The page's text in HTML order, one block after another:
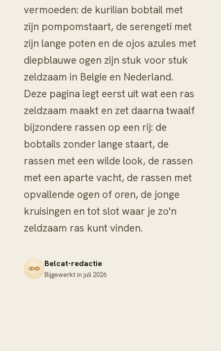
vermoeden: de kurilian bobtail met
zijn pompomstaart, de serengeti met
zijn lange poten en de ojos azules met
diepblauwe ogen zijn stuk voor stuk
zeldzaam in Belgie en Nederland.
Deze pagina legt eerst uit wat een ras
zeldzaam maakt en zet daarna twaalf
bijzondere rassen op een rij: de
bobtails zonder lange staart, de
rassen met een wilde look, de rassen
met een aparte vacht, de rassen met
opvallende ogen of oren, de jonge
kruisingen en tot slot waar je zo'n
zeldzaam ras kunt vinden.
Belcat-redactie
Bijgewerkt in juli 2026